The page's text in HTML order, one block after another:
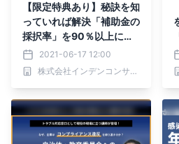
【限定特典あり】秘訣を知
っていれば解決「補助金の
採択率」を90％以上にす
る方法2021-06-17 12:00
株式会社インデンコンサルティング